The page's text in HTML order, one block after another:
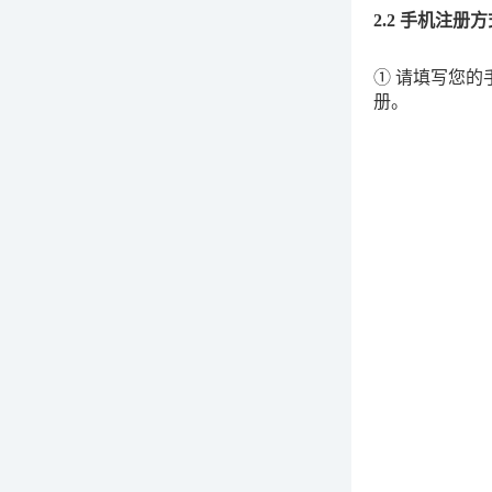
2.2 手机注册方
① 请填写您的
册。